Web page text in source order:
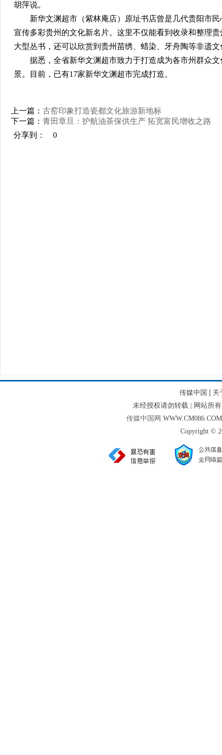
胡萍说。
新华文渊超市（紫林庵店）原址书店曾是几代贵阳市民
宣传多彩贵州的文化新名片。这里不仅能看到收录和整理
大型丛书，还可以欣赏到贵州苗绣、蜡染、牙舟陶等非遗文
据悉，全省新华文渊超市致力于打造成为各市州群众文
景。目前，已有17家新华文渊超市完成打造。
上一篇： 古窑印象打造瓷都文化旅游新地标
下一篇： 青田章旦：护航油茶保供生产 拓宽富民增收之路
分享到：
0
传媒中国 | 关
未经授权请勿转载 | 网站所
传媒中国网
Copyright ©